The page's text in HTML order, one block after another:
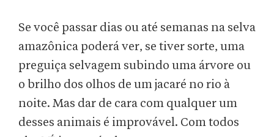
Se você passar dias ou até semanas na selva
amazônica poderá ver, se tiver sorte, uma
preguiça selvagem subindo uma árvore ou
o brilho dos olhos de um jacaré no rio à
noite. Mas dar de cara com qualquer um
desses animais é improvável. Com todos